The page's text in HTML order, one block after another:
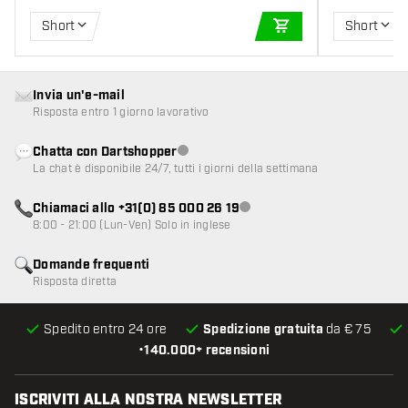
Short
AGGIUNGI AL
Short
•140.000+ recensioni
Spedito entro 24 ore Spedizione gratuita da € 75
Domande frequenti
Risposta diretta
Invia un'e-mail
Risposta entro 1 giorno lavorativo
Chatta con DartshopperServizio clienti non disponibile
La chat è disponibile 24/7, tutti i giorni della settimana
Chiamaci allo +31(0) 85 000 26 19Servizio clienti non disponibile
8:00 - 21:00 (Lun-Ven) Solo in inglese
ISCRIVITI ALLA NOSTRA NEWSLETTER